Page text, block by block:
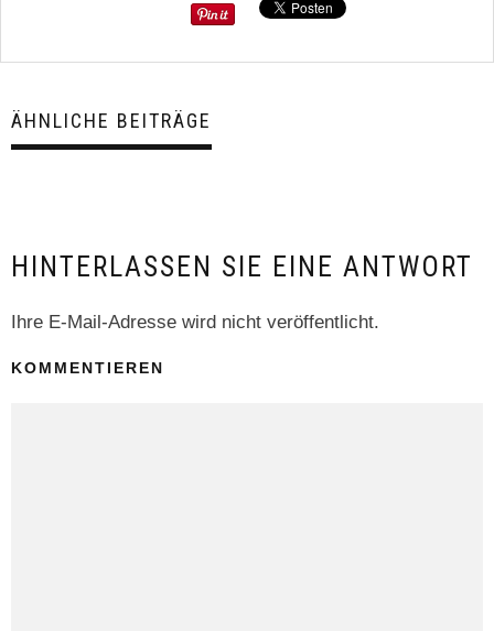
ÄHNLICHE BEITRÄGE
HINTERLASSEN SIE EINE ANTWORT
Ihre E-Mail-Adresse wird nicht veröffentlicht.
KOMMENTIEREN